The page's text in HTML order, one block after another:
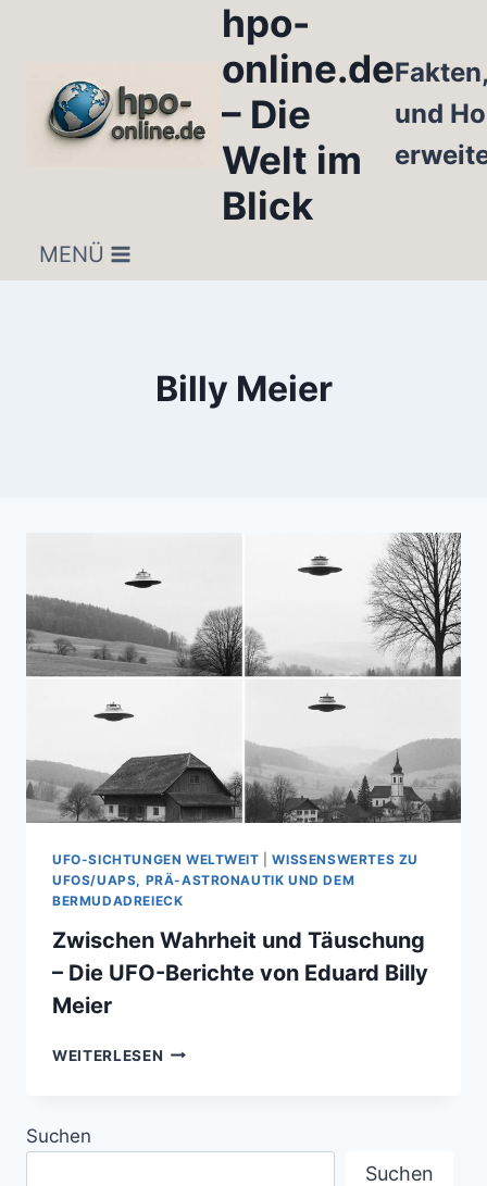
hpo-
online.de
– Die
Welt im
Blick
und
MENÜ
Billy Meier
UFO-SICHTUNGEN WELTWEIT |WISSENSWERTES ZU
UFOS/UAPS, PRÄ-ASTRONAUTIK UND DEM
BERMUDADREIECK
Zwischen Wahrheit und Täuschung
– Die UFO-Berichte von Eduard Billy
Meier
WEITERLESEN ZWISCHEN
Suchen
Suchen